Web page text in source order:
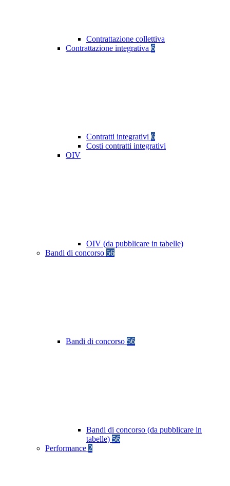
Contrattazione collettiva
Contrattazione integrativa 6
Contratti integrativi 6
Costi contratti integrativi
OIV
OIV (da pubblicare in tabelle)
Bandi di concorso 56
Bandi di concorso 56
Bandi di concorso (da pubblicare in
tabelle) 56
Performance 2